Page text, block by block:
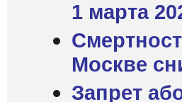
1 марта
Москве
Запрет